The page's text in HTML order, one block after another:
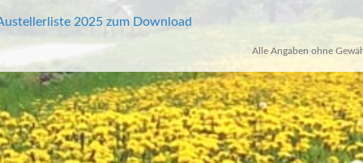
2025 zum Download
Alle Angaben ohne